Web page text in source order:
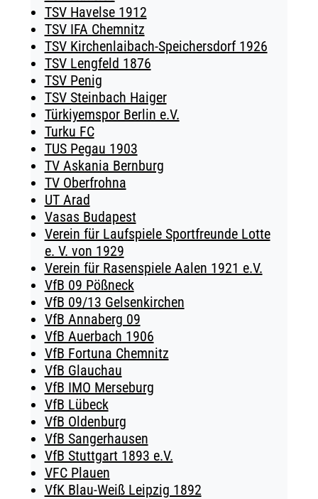
TSV Havelse 1912
TSV IFA Chemnitz
TSV Kirchenlaibach-Speichersdorf 1926
TSV Lengfeld 1876
TSV Penig
TSV Steinbach Haiger
Türkiyemspor Berlin e.V.
Turku FC
TUS Pegau 1903
TV Askania Bernburg
TV Oberfrohna
UT Arad
Vasas Budapest
Verein für Laufspiele Sportfreunde Lotte
e. V. von 1929
Verein für Rasenspiele Aalen 1921 e.V.
VfB 09 Pößneck
VfB 09/13 Gelsenkirchen
VfB Annaberg 09
VfB Auerbach 1906
VfB Fortuna Chemnitz
VfB Glauchau
VfB IMO Merseburg
VfB Lübeck
VfB Oldenburg
VfB Sangerhausen
VfB Stuttgart 1893 e.V.
VFC Plauen
VfK Blau-Weiß Leipzig 1892